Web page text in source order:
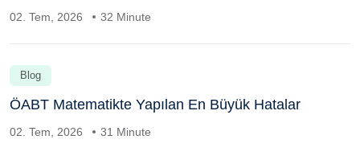
02. Tem, 2026 32 Minute
Blog
ÖABT Matematikte Yapılan En Büyük Hatalar
02. Tem, 2026 31 Minute